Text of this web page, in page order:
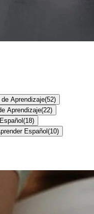
Aprendizaje(52)
Aprendizaje(22)
(18)
Español (10)